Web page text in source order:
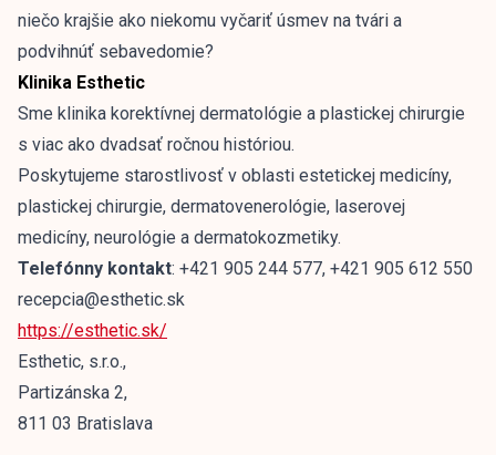
niečo krajšie ako niekomu vyčariť úsmev na tvári a
podvihnúť sebavedomie?
Klinika Esthetic
Sme klinika korektívnej dermatológie a plastickej chirurgie
s viac ako dvadsať ročnou históriou.
Poskytujeme starostlivosť v oblasti estetickej medicíny,
plastickej chirurgie, dermatovenerológie, laserovej
medicíny, neurológie a dermatokozmetiky.
Telefónny kontakt: +421 905 244 577, +421 905 612 550
recepcia@esthetic.sk
https://esthetic.sk/
Esthetic, s.r.o.,
Partizánska 2,
811 03 Bratislava